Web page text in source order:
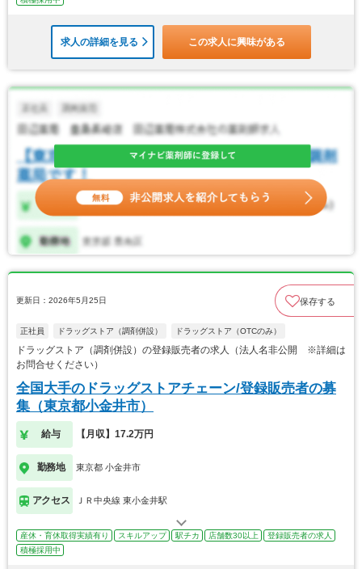
求人の詳細を見る この求人に興味がある
更新日：2026年5月25日 保存する
正社員 ドラッグストア（調剤併設） ドラッグストア（OTCのみ）
ドラッグストア（調剤併設）の登録販売者の求人（法人名非公開 ※詳細は
お問合せください）
全国大手のドラッグストアチェーン/登録販売者の募
集（東京都小金井市）
給与 【月収】17.2万円
勤務地 東京都 小金井市
アクセス ＪＲ中央線 東小金井駅
産休・育休取得実績有り スキルアップ 駅チカ 店舗数30以上
登録販売者の求人
積極採用中